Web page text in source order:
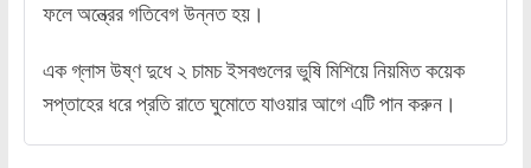
ফলে অন্ত্রের গতিবেগ উন্নত হয়।
এক গ্লাস উষ্ণ দুধে ২ চামচ ইসবগুলের ভুষি মিশিয়ে নিয়মিত কয়েক
সপ্তাহের ধরে প্রতি রাতে ঘুমোতে যাওয়ার আগে এটি পান করুন।